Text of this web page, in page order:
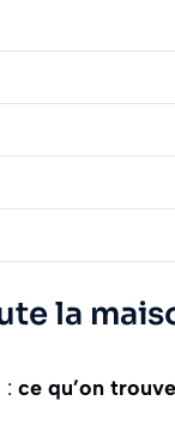
la
: ce qu’on